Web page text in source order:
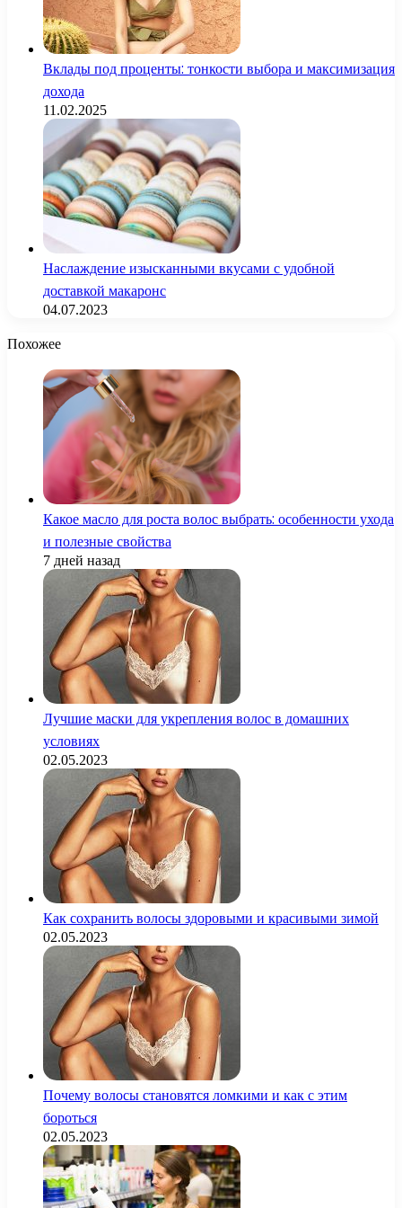
Вклады под проценты: тонкости выбора и максимизация
дохода
11.02.2025
Наслаждение изысканными вкусами с удобной
доставкой макаронс
04.07.2023
Похожее
Какое масло для роста волос выбрать: особенности ухода
и полезные свойства
7 дней назад
Лучшие маски для укрепления волос в домашних
условиях
02.05.2023
Как сохранить волосы здоровыми и красивыми зимой
02.05.2023
Почему волосы становятся ломкими и как с этим
бороться
02.05.2023